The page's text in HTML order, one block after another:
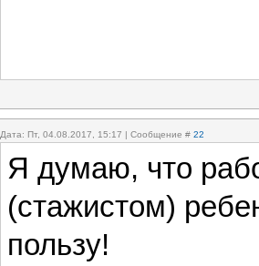
Дата: Пт, 04.08.2017, 15:17 | Сообщение # 22
Я думаю, что
(стажистом)
пользу!